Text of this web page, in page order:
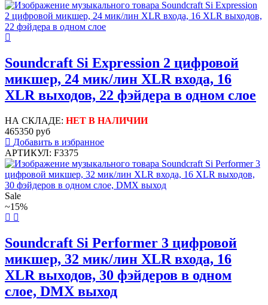
Soundcraft Si Expression 2 цифровой
микшер, 24 мик/лин XLR входа, 16
XLR выходов, 22 фэйдера в одном слое
НА СКЛАДЕ: НЕТ В НАЛИЧИИ
465350 руб
Добавить в избранное
АРТИКУЛ: F3375
Sale
~15%
Soundcraft Si Performer 3 цифровой
микшер, 32 мик/лин XLR входа, 16
XLR выходов, 30 фэйдеров в одном
слое, DMX выход